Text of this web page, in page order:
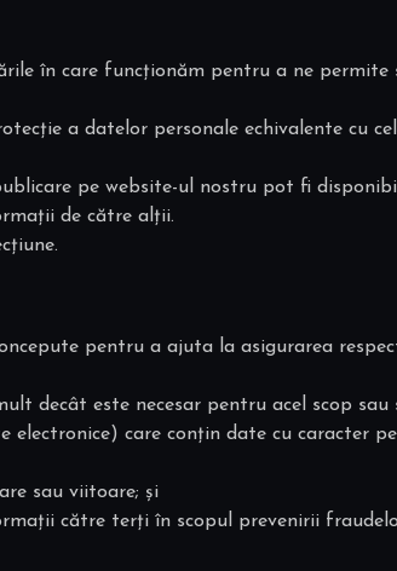
în care funcționăm pentru a ne permite
a datelor personale echivalente cu
pe website-ul nostru pot fi
de către alții.
pentru a ajuta la asigurarea
decât este necesar pentru acel scop sau
electronice) care conțin date cu caracter
sau viitoare; și
către terți în scopul prevenirii